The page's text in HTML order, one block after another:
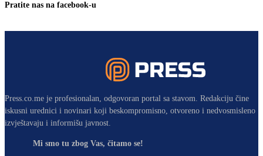
Pratite nas na facebook-u
Press.co.me je profesionalan, odgovoran portal sa stavom. Redakciju čine
iskusni urednici i novinari koji beskompromisno, otvoreno i nedvosmisleno
izvještavaju i informišu javnost.
Mi smo tu zbog Vas, čitamo se!